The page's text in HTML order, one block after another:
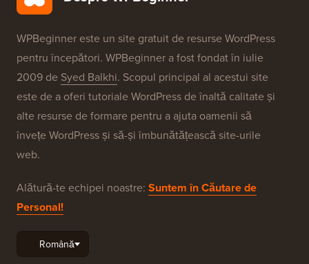
WPBeginner este un site gratuit de resurse WordPress
pentru începători. WPBeginner a fost fondat în iulie
2009 de Syed Balkhi. Scopul principal al acestui site
este de a oferi tutoriale WordPress de înaltă calitate și
alte resurse de formare pentru a ajuta oamenii să
învețe WordPress și să-și îmbunătățească site-urile
web.
Alătură-te echipei noastre: Suntem în Căutare de
Personal!